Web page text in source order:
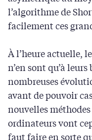
l’algorithme de
facilement ces
À l’heure actuelle,
n’en sont qu’à
nombreuses
avant de pouvoir
nouvelles
ordinateurs vont
faut faire en sorte